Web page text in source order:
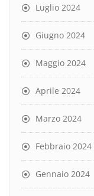
Luglio 2024
Giugno 2024
Maggio 2024
Aprile 2024
Marzo 2024
Febbraio 2024
Gennaio 2024